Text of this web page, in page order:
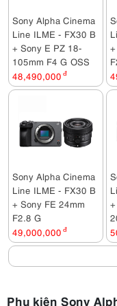
Sony Alpha Cinema
Line ILME - FX30 B
+ Sony E PZ 18-
105mm F4 G OSS
48,490,000 đ
Sony Alpha Cinema
Line ILME - FX30 B
+ Sony FE 24mm
F2.8 G
49,000,000 đ
Phụ kiện Sony